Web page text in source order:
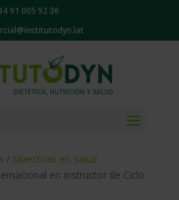
91 005 92 36
/ Maestrías en Salud
en Instructor de Ciclo